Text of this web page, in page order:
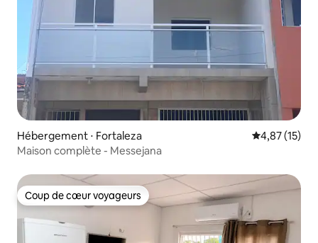
Hébergement ⋅ Fortaleza Évaluation
4,87 (15)
Maison complète - Messejana
Coup de cœur voyageurs
Coup de cœur voyageurs